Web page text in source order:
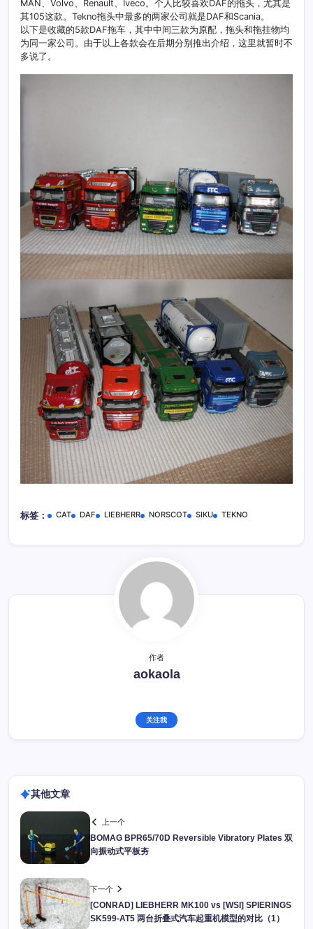
MAN、Volvo、Renault、Iveco。个人比较喜欢DAF的拖头，尤其是
其105这款。Tekno拖头中最多的两家公司就是DAF和Scania。
以下是收藏的5款DAF拖车，其中中间三款为原配，拖头和拖挂物均
为同一家公司。由于以上各款会在后期分别推出介绍，这里就暂时不
多说了。
标签： CAT DAF LIEBHERR NORSCOT SIKU TEKNO
作者
aokaola
关注我
其他文章
上一个
BOMAG BPR65/70D Reversible Vibratory Plates 双
向振动式平板夯
下一个
[CONRAD] LIEBHERR MK100 vs [WSI] SPIERINGS
SK599-AT5 两台折叠式汽车起重机模型的对比（1）